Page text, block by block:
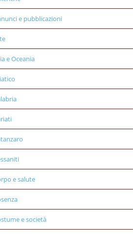
e pubblicazioni
e Oceania
e salute
e società